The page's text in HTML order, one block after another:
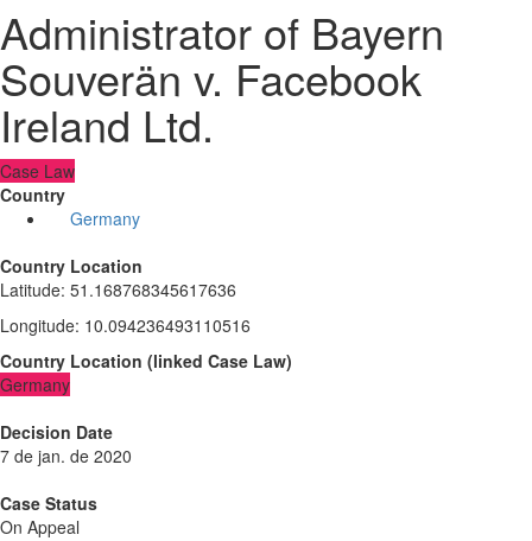
Administrator of Bayern
Souverän v. Facebook
Ireland Ltd.
Case Law
Country
Germany
Country Location
Latitude: 51.168768345617636
Longitude: 10.094236493110516
Country Location (linked Case Law)
Germany
Decision Date
7 de jan. de 2020
Case Status
On Appeal